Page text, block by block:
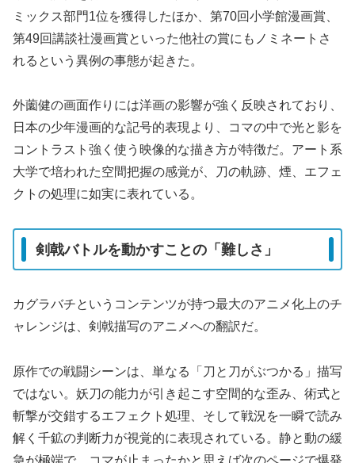
ミックス部門1位を獲得したほか、第70回小学館漫画賞、
第49回講談社漫画賞といった他社の賞にもノミネートさ
れるという異例の事態が起きた。
外薗健の画面作りには洋画の影響が強く反映されており、
日本の少年漫画的な記号的表現より、コマの中で光と影を
コントラスト強く使う映像的な描き方が特徴だ。アート系
大学で培われた空間把握の感覚が、刀の軌跡、煙、エフェ
クトの処理に如実に表れている。
剣戟バトルを動かすことの「難しさ」
カグラバチというコンテンツが持つ最大のアニメ化上のチ
ャレンジは、剣戟描写のアニメへの翻訳だ。
原作での戦闘シーンは、単なる「刀と刀がぶつかる」描写
ではない。妖刀の能力が引き起こす空間的な歪み、術式と
斬撃が交錯するエフェクト処理、そして戦況を一瞬で読み
解く千鉱の判断力が視覚的に表現されている。静と動の緩